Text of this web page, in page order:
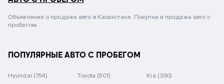
Объявления о продаже авто в Казахстане. Покупка и продажа авто с
пробегом.
ПОПУЛЯРНЫЕ АВТО С ПРОБЕГОМ
Hyundai (754) Toyota (501) Kia (330)